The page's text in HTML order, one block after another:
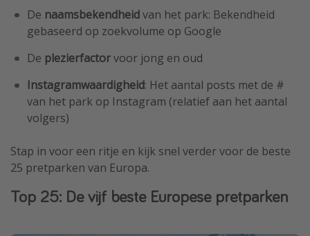
Disneyland Parijs
Strandvakantie in Italië
Strandvakantie in Nederland
All inclusive vakantie in Griekenland
De naamsbekendheidvan het park: Bekendheid
gebaseerd op zoekvolume op Google
De plezierfactorvoor jong en oud
Instagramwaardigheid: Het aantal posts met de #
van het park op Instagram (relatief aan het aantal
volgers)
Stap in voor een ritje en kijk snel verder voor de beste
25 pretparken van Europa.
Top 25: De vijf beste Europese pretparken